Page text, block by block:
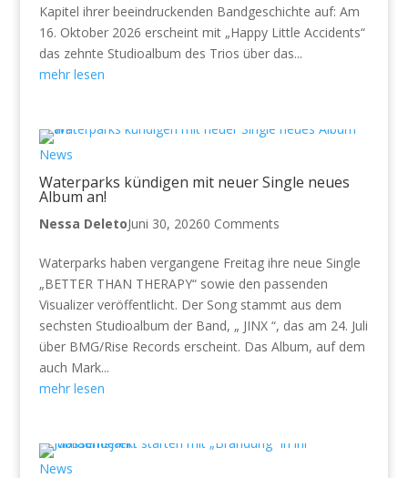
Kapitel ihrer beeindruckenden Bandgeschichte auf: Am
16. Oktober 2026 erscheint mit „Happy Little Accidents“
das zehnte Studioalbum des Trios über das...
mehr lesen
News
Waterparks kündigen mit neuer Single neues
Album an!
Nessa DeletoJuni 30, 20260 Comments
Waterparks haben vergangene Freitag ihre neue Single
„BETTER THAN THERAPY“ sowie den passenden
Visualizer veröffentlicht. Der Song stammt aus dem
sechsten Studioalbum der Band, „ JINX “, das am 24. Juli
über BMG/Rise Records erscheint. Das Album, auf dem
auch Mark...
mehr lesen
News